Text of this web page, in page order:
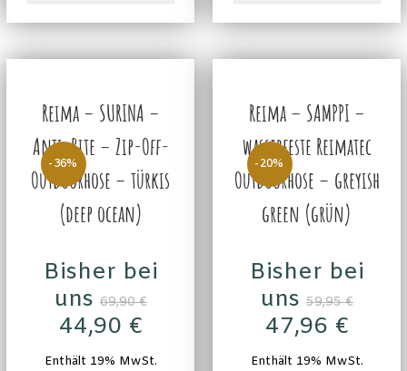
-36%
Reima – SURINA –
Anti-Bite – Zip-Off-
Outdoorhose – türkis
(deep ocean)
Bisher bei
uns 69,90€
44,90 €
Enthält 19% MwSt.
-20%
Reima – SAMPPI –
wasserfeste Reimatec
Outdoorhose – greyish
green (grün)
Bisher bei
uns 59,95€
47,96 €
Enthält 19% MwSt.